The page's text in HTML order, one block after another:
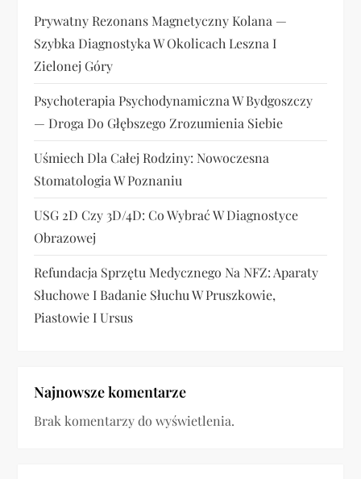
w
p
i
s
u
Prywatny Rezonans Magnetyczny Kolana —
Szybka Diagnostyka W Okolicach Leszna I
Zielonej Góry
Psychoterapia Psychodynamiczna W Bydgoszczy
— Droga Do Głębszego Zrozumienia Siebie
Uśmiech Dla Całej Rodziny: Nowoczesna
Stomatologia W Poznaniu
USG 2D Czy 3D/4D: Co Wybrać W Diagnostyce
Obrazowej
Refundacja Sprzętu Medycznego Na NFZ: Aparaty
Słuchowe I Badanie Słuchu W Pruszkowie,
Piastowie I Ursus
Najnowsze komentarze
Brak komentarzy do wyświetlenia.